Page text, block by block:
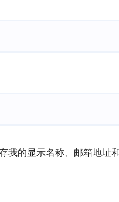
我的显示名称、邮箱地址